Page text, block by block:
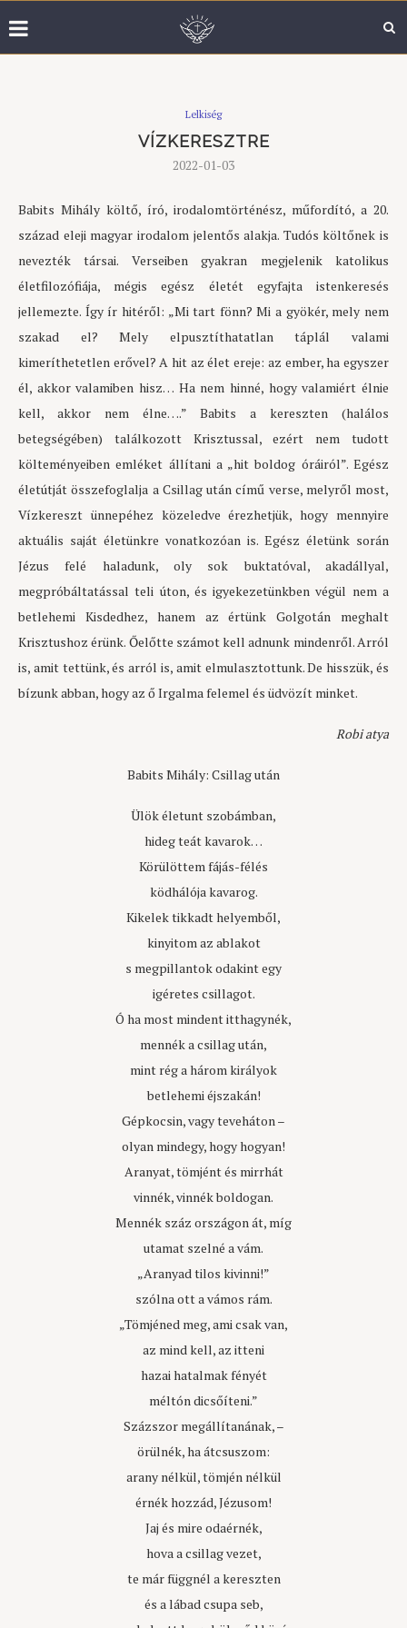
Lelkiség
VÍZKERESZTRE
2022-01-03
Babits Mihály költő, író, irodalomtörténész, műfordító, a 20.
század eleji magyar irodalom jelentős alakja. Tudós költőnek is
nevezték társai. Verseiben gyakran megjelenik katolikus
életfilozófiája, mégis egész életét egyfajta istenkeresés
jellemezte. Így ír hitéről: „Mi tart fönn? Mi a gyökér, mely nem
szakad el? Mely elpusztíthatatlan táplál valami
kimeríthetetlen erővel? A hit az élet ereje: az ember, ha egyszer
él, akkor valamiben hisz… Ha nem hinné, hogy valamiért élnie
kell, akkor nem élne….” Babits a kereszten (halálos
betegségében) találkozott Krisztussal, ezért nem tudott
költeményeiben emléket állítani a „hit boldog óráiról”. Egész
életútját összefoglalja a Csillag után című verse, melyről most,
Vízkereszt ünnepéhez közeledve érezhetjük, hogy mennyire
aktuális saját életünkre vonatkozóan is. Egész életünk során
Jézus felé haladunk, oly sok buktatóval, akadállyal,
megpróbáltatással teli úton, és igyekezetünkben végül nem a
betlehemi Kisdedhez, hanem az értünk Golgotán meghalt
Krisztushoz érünk. Őelőtte számot kell adnunk mindenről. Arról
is, amit tettünk, és arról is, amit elmulasztottunk. De hisszük, és
bízunk abban, hogy az ő Irgalma felemel és üdvözít minket.
Robi atya
Babits Mihály: Csillag után
Ülök életunt szobámban,
hideg teát kavarok…
Körülöttem fájás-félés
ködhálója kavarog.
Kikelek tikkadt helyemből,
kinyitom az ablakot
s megpillantok odakint egy
igéretes csillagot.
Ó ha most mindent itthagynék,
mennék a csillag után,
mint rég a három királyok
betlehemi éjszakán!
Gépkocsin, vagy teveháton –
olyan mindegy, hogy hogyan!
Aranyat, tömjént és mirrhát
vinnék, vinnék boldogan.
Mennék száz országon át, míg
utamat szelné a vám.
„Aranyad tilos kivinni!”
szólna ott a vámos rám.
„Tömjéned meg, ami csak van,
az mind kell, az itteni
hazai hatalmak fényét
méltón dicsőíteni.”
Százszor megállítanának, –
örülnék, ha átcsuszom:
arany nélkül, tömjén nélkül
érnék hozzád, Jézusom!
Jaj és mire odaérnék,
hova a csillag vezet,
te már függnél a kereszten
és a lábad csupa seb,